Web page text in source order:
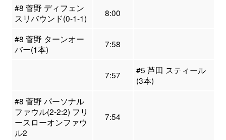
#8 菅野 ディフェン
スリバウンド(0-1-1)
8:00
#8 菅野 ターンオー
バー(1本)
7:58
7:57
#5 芦田 スティール
(3本)
#8 菅野 パーソナル
ファウル(2-2:2) フリ
ースローオンファウ
ル2
7:54